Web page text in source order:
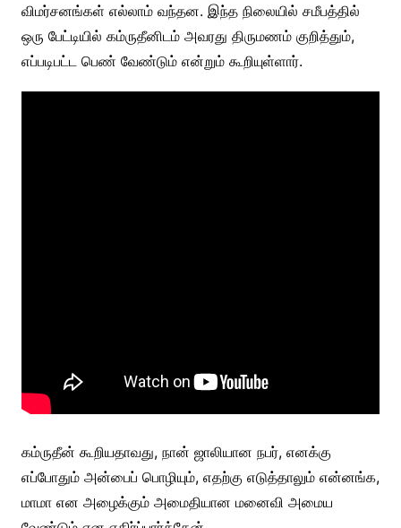
விமர்சனங்கள் எல்லாம் வந்தன. இந்த நிலையில் சமீபத்தில்
ஒரு பேட்டியில் கம்ருதீனிடம் அவரது திருமணம் குறித்தும்,
எப்படிபட்ட பெண் வேண்டும் என்றும் கூறியுள்ளார்.
கம்ருதீன் கூறியதாவது, நான் ஜாலியான நபர், எனக்கு
எப்போதும் அன்பைப் பொழியும், எதற்கு எடுத்தாலும் என்னங்க,
மாமா என அழைக்கும் அமைதியான மனைவி அமைய